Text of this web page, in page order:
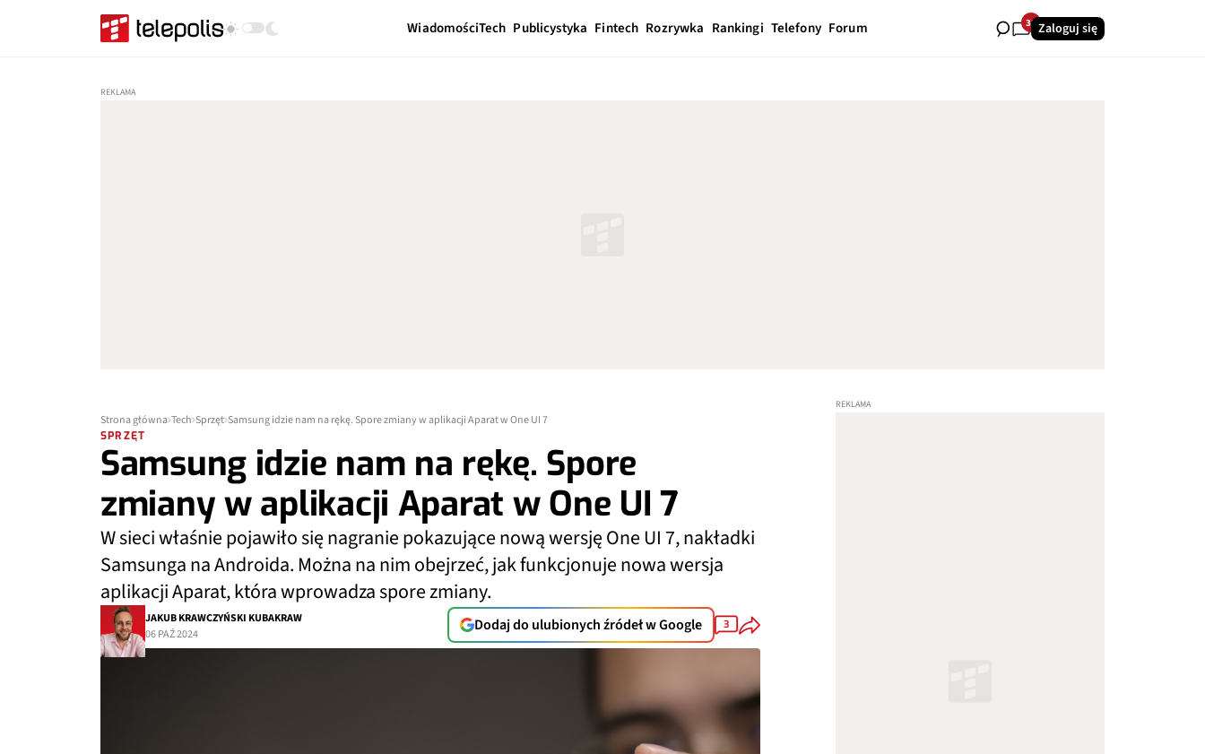
WiadomościTech Publicystyka Fintech Rozrywka Rankingi Telefony Forum 32Zaloguj się
Strona główna Tech Sprzęt Samsung idzie nam na rękę. Spore zmiany w aplikacji Aparat w One UI 7
SPRZĘT
Samsung idzie nam na rękę. Spore
zmiany w aplikacji Aparat w One UI 7
W sieci właśnie pojawiło się nagranie pokazujące nową wersję One UI 7, nakładki
Samsunga na Androida. Można na nim obejrzeć, jak funkcjonuje nowa wersja
aplikacji Aparat, która wprowadza spore zmiany.
JAKUB KRAWCZYŃSKI KUBAKRAW
06 PAŹ 2024
Dodaj do ulubionych źródeł w Google 3